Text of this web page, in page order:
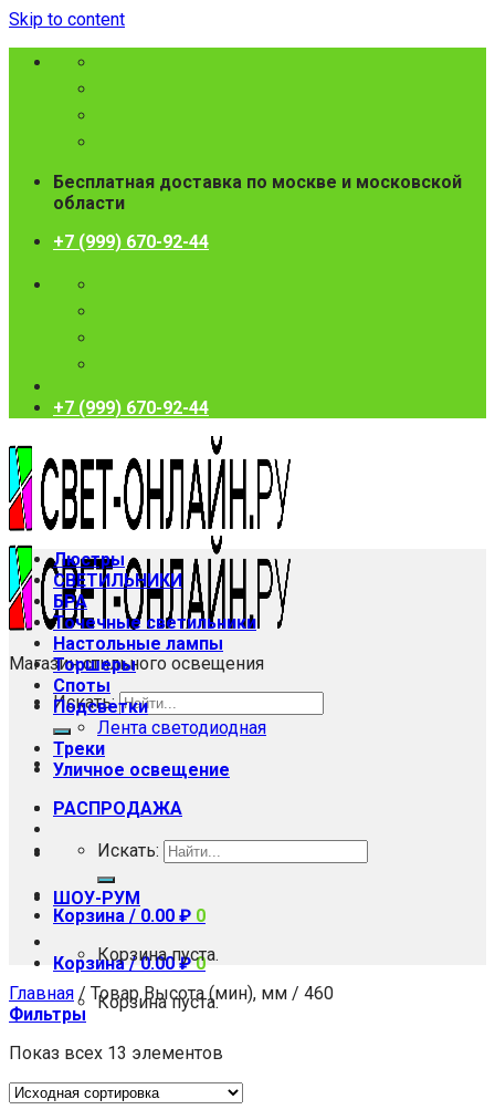
Skip to content
Бесплатная доставка по москве и московской
области
+7 (999) 670-92-44
+7 (999) 670-92-44
Магазин стильного освещения
Искать:
РАСПРОДАЖА
ШОУ-РУМ
Корзина /0.00₽ 0
Корзина пуста.
Люстры
СВЕТИЛЬНИКИ
БРА
Точечные светильники
Настольные лампы
Торшеры
Споты
Подсветки
Лента светодиодная
Треки
Уличное освещение
Искать:
Корзина / 0.00 ₽ 0
Корзина пуста.
Главная / Товар Высота (мин), мм / 460
Фильтры
Показ всех 13 элементов